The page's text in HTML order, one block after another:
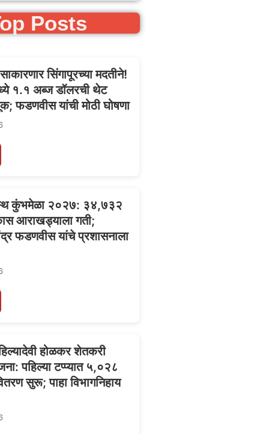
Posts
सिंगापूरच्या मदतीने!
१.१ अब्ज डॉलरची थेट
फडणवीस यांची मोठी घोषणा
कुंभमेळा २०२७: ३४,७३२
आराखड्याला गती;
फडणवीस यांचे प्रशासनाला
होळकर शेतकरी
पहिल्या टप्प्यात ५,०२८
सुरू; पाहा विभागनिहाय